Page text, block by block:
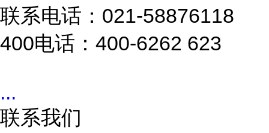
联系电话：021-58876118
400电话：400-6262 623
...
联系我们